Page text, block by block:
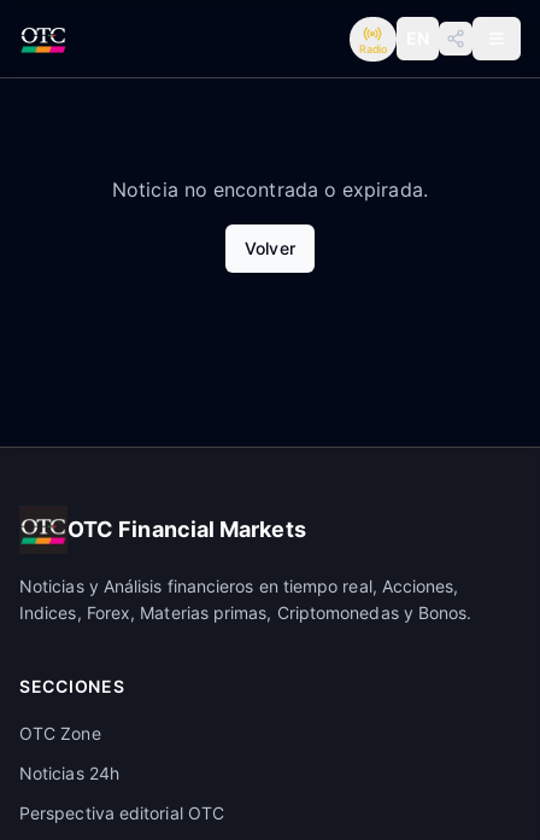
Radio
Noticia no encontrada o expirada.
Volver
OTC Financial Markets
Noticias y Análisis financieros en tiempo real, Acciones,
Indices, Forex, Materias primas, Criptomonedas y Bonos.
SECCIONES
OTC Zone
Noticias 24h
Perspectiva editorial OTC